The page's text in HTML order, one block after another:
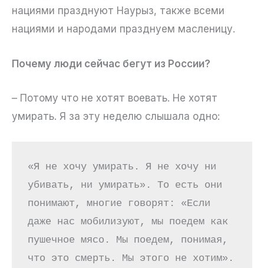
нациями празднуют Наурыз, также всеми
нациями и народами празднуем масленицу.
Почему люди сейчас бегут из России?
– Потому что не хотят воевать. Не хотят
умирать. Я за эту неделю слышала одно:
«Я не хочу умирать. Я не хочу ни
убивать, ни умирать». То есть они
понимают, многие говорят: «Если
даже нас мобилизуют, мы поедем как
пушечное мясо. Мы поедем, понимая,
что это смерть. Мы этого не хотим».